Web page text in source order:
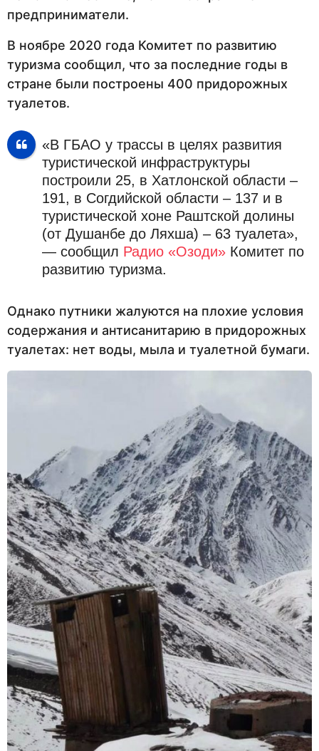
предприниматели.
В ноябре 2020 года Комитет по развитию
туризма сообщил, что за последние годы в
стране были построены 400 придорожных
туалетов.
«В ГБАО у трассы в целях развития
туристической инфраструктуры
построили 25, в Хатлонской области –
191, в Согдийской области – 137 и в
туристической хоне Раштской долины
(от Душанбе до Ляхша) – 63 туалета»,
— сообщил Радио «Озоди»Комитет по
развитию туризма.
Однако путники жалуются на плохие условия
содержания и антисанитарию в придорожных
туалетах: нет воды, мыла и туалетной бумаги.